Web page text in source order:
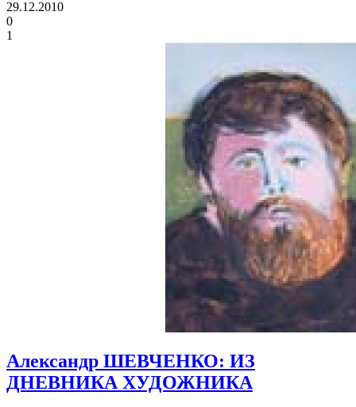
29.12.2010
0
1
Александр ШЕВЧЕНКО: ИЗ
ДНЕВНИКА ХУДОЖНИКА